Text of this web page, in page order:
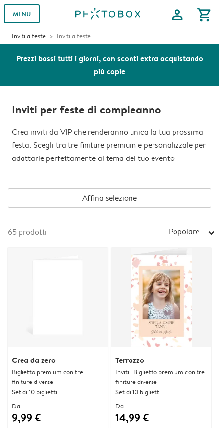
MENU profile shopping_cart
Inviti a feste Inviti a feste
Prezzi bassi tutti i giorni, con sconti extra acquistando
più copie
Inviti per feste di compleanno
Crea inviti da VIP che renderanno unica la tua prossima
festa. Scegli tra tre finiture premium e personalizzale per
adattarle perfettamente al tema del tuo evento
Affina selezione
65 prodotti Popolare arrow_right
Crea da zero
Biglietto premium con tre
finiture diverse
Set di 10 biglietti
Da
9,99 €
Terrazzo
Inviti | Biglietto premium con tre
finiture diverse
Set di 10 biglietti
Da
14,99 €